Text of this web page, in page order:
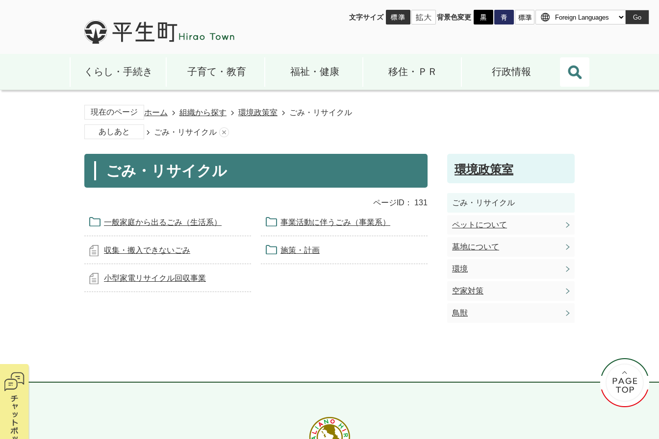
文字サイズ 背景色変更 Go
くらし・手続き 子育て・教育 福祉・健康 移住・ＰＲ 行政情報
現在のページ ホーム 組織から探す 環境政策室 ごみ・リサイクル
あしあと ごみ・リサイクル
ごみ・リサイクル
ページID： 131
一般家庭から出るごみ（生活系） 事業活動に伴うごみ（事業系）
収集・搬入できないごみ 施策・計画
小型家電リサイクル回収事業
環境政策室
ごみ・リサイクル
ペットについて
墓地について
環境
空家対策
鳥獣